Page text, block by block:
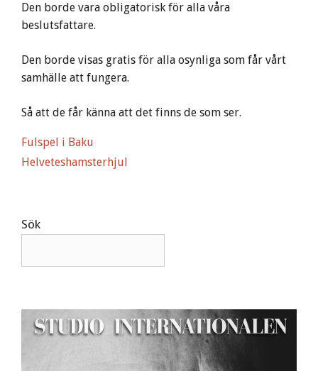
Den borde vara obligatorisk för alla våra
beslutsfattare.
Den borde visas gratis för alla osynliga som får vårt
samhälle att fungera.
Så att de får känna att det finns de som ser.
Fulspel i Baku
Helveteshamsterhjul
Sök